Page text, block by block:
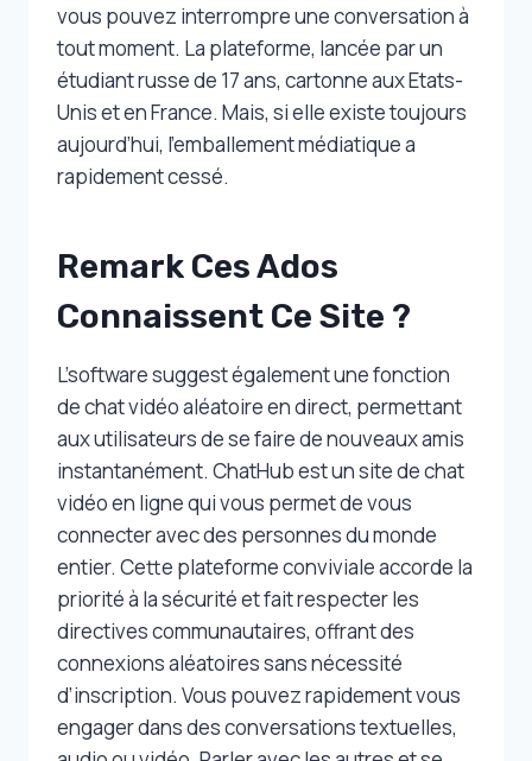
vous pouvez interrompre une conversation à
tout moment. La plateforme, lancée par un
étudiant russe de 17 ans, cartonne aux Etats-
Unis et en France. Mais, si elle existe toujours
aujourd’hui, l’emballement médiatique a
rapidement cessé.
Remark Ces Ados
Connaissent Ce Site ?
L’software suggest également une fonction
de chat vidéo aléatoire en direct, permettant
aux utilisateurs de se faire de nouveaux amis
instantanément. ChatHub est un site de chat
vidéo en ligne qui vous permet de vous
connecter avec des personnes du monde
entier. Cette plateforme conviviale accorde la
priorité à la sécurité et fait respecter les
directives communautaires, offrant des
connexions aléatoires sans nécessité
d’inscription. Vous pouvez rapidement vous
engager dans des conversations textuelles,